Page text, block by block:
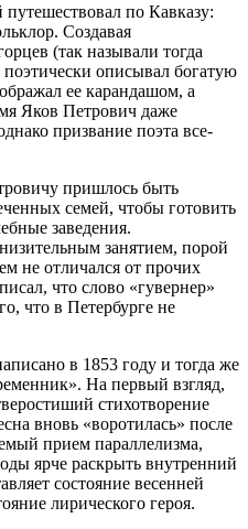
по Кавказу:
Создавая
(так называли тогда
описывал богатую
ее карандашом, а
Яков Петрович даже
призвание поэта все-
пришлось быть
семей, чтобы готовить
заведения.
занятием, порой
не отличался от прочих
что слово «гувернер»
что в Петербурге не
в 1853 году и тогда же
На первый взгляд,
стихотворение
вновь «воротилась» после
прием параллелизма,
ярче раскрыть внутренний
состояние весенней
лирического героя.